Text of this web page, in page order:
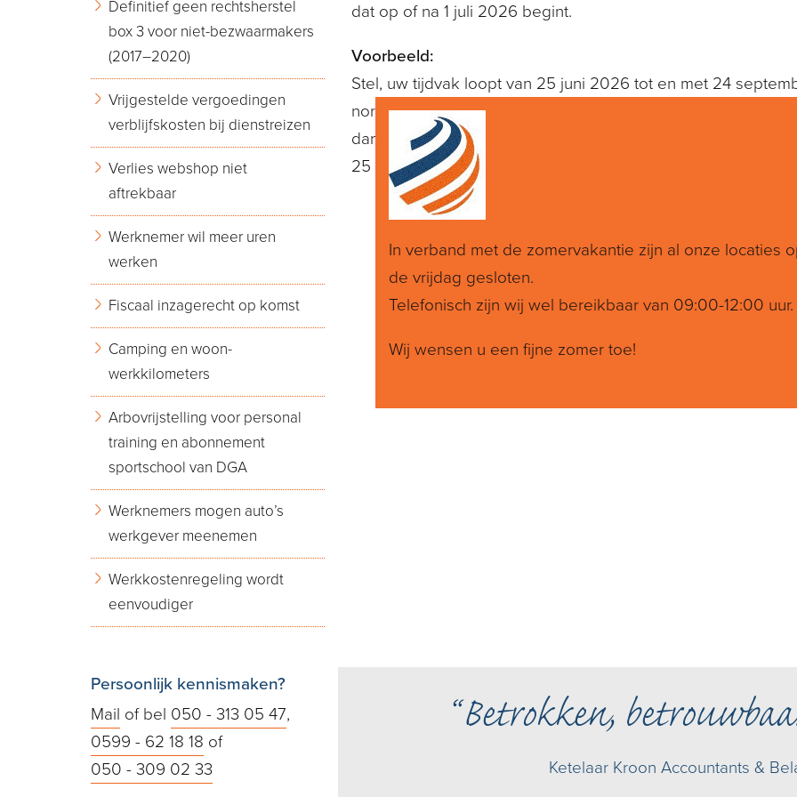
dat op of na 1 juli 2026 begint.
Voorbeeld:
Stel, uw tijdvak loopt van 25 juni 2026 tot en met 24
normale tarief mrb. Vanaf 25 september 2026 betaalt u
dan begint voor u het 1e tijdvak na 1 juli 2026. Ook voor het
25 december 2026 tot en met 24 maart 2027) betaalt u het
Definitief geen rechtsherstel
box 3 voor niet-bezwaarmakers
(2017–2020)
Vrijgestelde vergoedingen
verblijfskosten bij dienstreizen
Verlies webshop niet
aftrekbaar
Werknemer wil meer uren
werken
Fiscaal inzagerecht op komst
Camping en woon-
werkkilometers
Arbovrijstelling voor personal
training en abonnement
sportschool van DGA
Werknemers mogen auto’s
werkgever meenemen
Werkkostenregeling wordt
eenvoudiger
Persoonlijk kennismaken?
Mail of bel 050 - 313 05 47,
0599 - 62 18 18 of
050 - 309 02 33
Betrokken,
Ketelaar Kroon Accountants &
In verband met de zomervakantie zijn al onze locaties
de vrijdag gesloten.
Telefonisch zijn wij wel bereikbaar van 09:00-12:00 uur.
Wij wensen u een fijne zomer toe!